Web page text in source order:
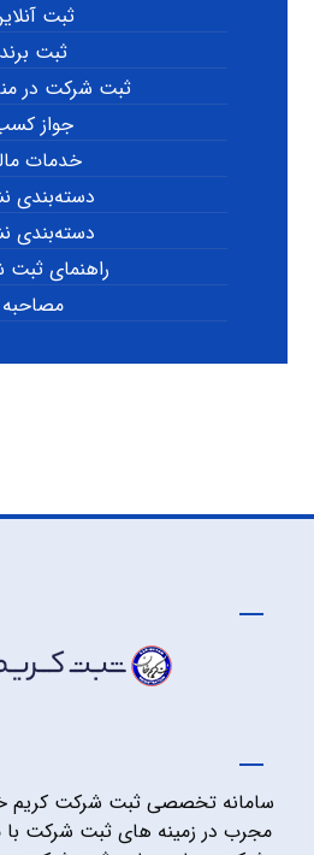
ثبت
ثبت برند
ثبت شرکت در
جواز
خدمات
دسته‌بندی
دسته‌بندی
راهنمای
مصاحبه
سامانه تخصصی ثبت شرکت کریم
مجرب در زمینه های ثبت شرکت